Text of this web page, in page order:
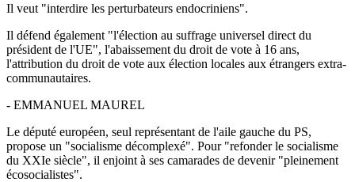
Il veut "interdire les perturbateurs endocriniens".
Il défend également "l'élection au suffrage universel direct du
président de l'UE", l'abaissement du droit de vote à 16 ans,
l'attribution du droit de vote aux élection locales aux étrangers extra-
communautaires.
- EMMANUEL MAUREL
Le député européen, seul représentant de l'aile gauche du PS,
propose un "socialisme décomplexé". Pour "refonder le socialisme
du XXIe siècle", il enjoint à ses camarades de devenir "pleinement
écosocialistes".